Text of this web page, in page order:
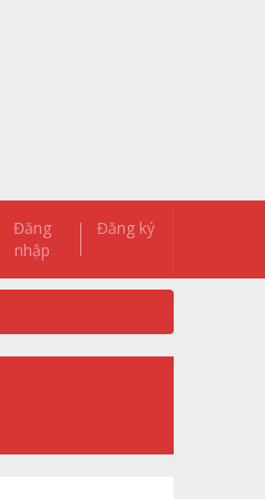
Đăng
nhập
Đăng ký